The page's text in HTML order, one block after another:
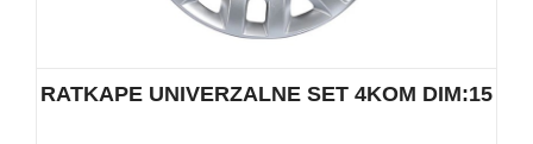
RATKAPE UNIVERZALNE SET 4KOM DIM:15